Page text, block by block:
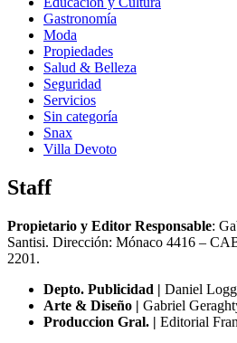
Gastronomía
Moda
Propiedades
Salud & Belleza
Seguridad
Servicios
Sin categoría
Snax
Villa Devoto
Staff
Propietario y Editor Responsable:
Santisi. Dirección: Mónaco 4416 –
2201.
Depto. Publicidad | Daniel
Arte & Diseño | Gabriel
Produccion Gral. | Editorial